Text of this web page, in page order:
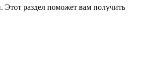
раздел поможет вам получить